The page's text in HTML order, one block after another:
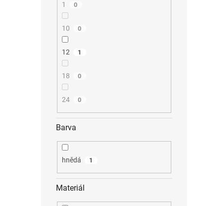
1 0
10 0
12 1
18 0
24 0
Barva
hnědá 1
Materiál